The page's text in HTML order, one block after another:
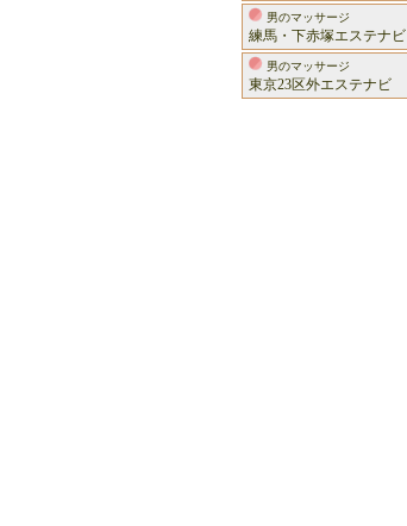
男のマッサージ
練馬・下赤塚エステナビ
男のマッサージ
東京23区外エステナビ